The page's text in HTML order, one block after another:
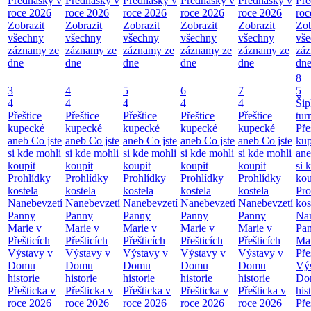
roce 2026
Zobrazit
všechny
záznamy ze
dne
roce 2026
Zobrazit
všechny
záznamy ze
dne
roce 2026
Zobrazit
všechny
záznamy ze
dne
roce 2026
Zobrazit
všechny
záznamy ze
dne
roce 2026
Zobrazit
všechny
záznamy ze
dne
dne
3
4
Přeštice
kupecké
aneb Co jste
si kde mohli
koupit
Prohlídky
kostela
Nanebevzetí
Panny
Marie v
Přešticích
Výstavy v
Domu
historie
Přešticka v
roce 2026
4
4
Přeštice
kupecké
aneb Co jste
si kde mohli
koupit
Prohlídky
kostela
Nanebevzetí
Panny
Marie v
Přešticích
Výstavy v
Domu
historie
Přešticka v
roce 2026
5
4
Přeštice
kupecké
aneb Co jste
si kde mohli
koupit
Prohlídky
kostela
Nanebevzetí
Panny
Marie v
Přešticích
Výstavy v
Domu
historie
Přešticka v
roce 2026
6
4
Přeštice
kupecké
aneb Co jste
si kde mohli
koupit
Prohlídky
kostela
Nanebevzetí
Panny
Marie v
Přešticích
Výstavy v
Domu
historie
Přešticka v
roce 2026
7
4
Přeštice
kupecké
aneb Co jste
si kde mohli
koupit
Prohlídky
kostela
Nanebevzetí
Panny
Marie v
Přešticích
Výstavy v
Domu
historie
Přešticka v
roce 2026
8
5
si